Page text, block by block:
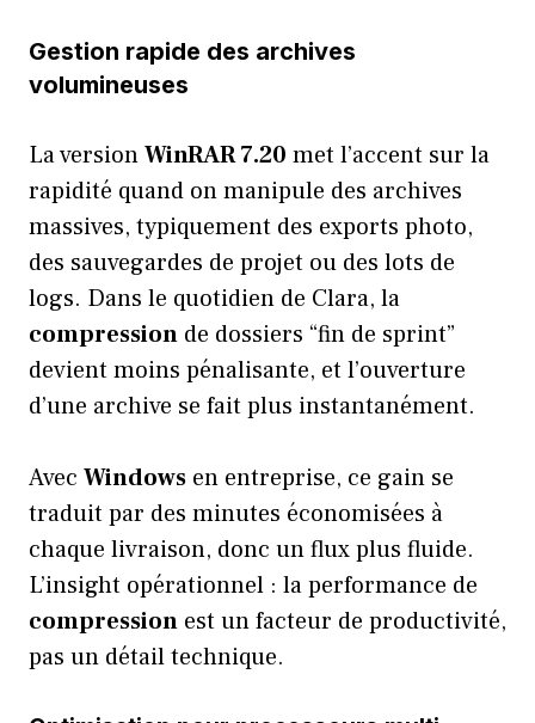
Gestion rapide des archives
volumineuses
La versionWinRAR 7.20 met l’accent sur la
rapidité quand on manipule des archives
massives, typiquement des exports photo,
des sauvegardes de projet ou des lots de
logs. Dans le quotidien de Clara, la
compression de dossiers “fin de sprint”
devient moins pénalisante, et l’ouverture
d’une archive se fait plus instantanément.
Avec Windows en entreprise, ce gain se
traduit par des minutes économisées à
chaque livraison, donc un flux plus fluide.
L’insight opérationnel : la performance de
compression est un facteur de productivité,
pas un détail technique.